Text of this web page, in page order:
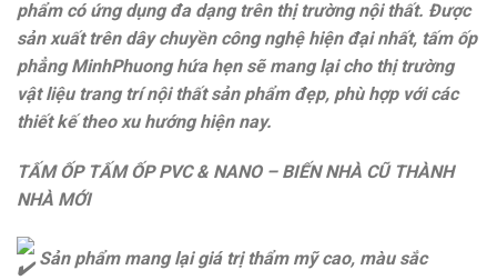
phẩm có ứng dụng đa dạng trên thị trường nội thất. Được
sản xuất trên dây chuyền công nghệ hiện đại nhất, tấm ốp
phẳng MinhPhuong hứa hẹn sẽ mang lại cho thị trường
vật liệu trang trí nội thất sản phẩm đẹp, phù hợp với các
thiết kế theo xu hướng hiện nay.
TẤM ỐP TẤM ỐP PVC & NANO – BIẾN NHÀ CŨ THÀNH
NHÀ MỚI
Sản phẩm mang lại giá trị thẩm mỹ cao, màu sắc